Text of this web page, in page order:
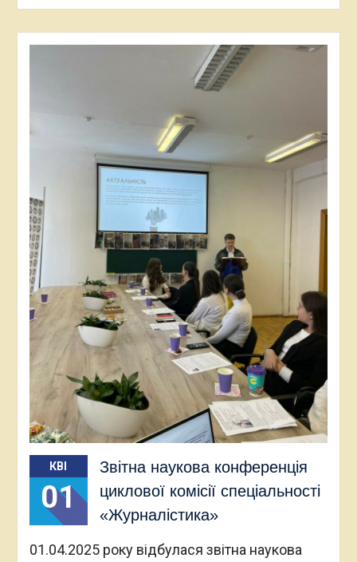
КВІ
01
Звітна наукова конференція
циклової комісії спеціальності
«Журналістика»
01.04.2025 року відбулася звітна наукова